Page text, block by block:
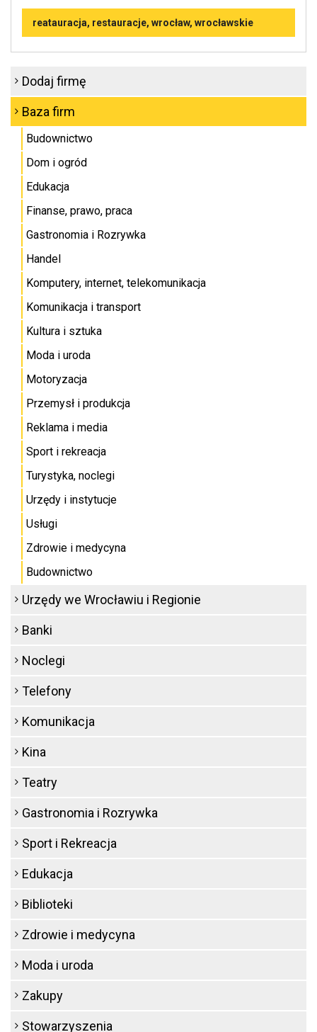
reatauracja, restauracje, wrocław, wrocławskie
Dodaj firmę
Baza firm
Budownictwo
Dom i ogród
Edukacja
Finanse, prawo, praca
Gastronomia i Rozrywka
Handel
Komputery, internet, telekomunikacja
Komunikacja i transport
Kultura i sztuka
Moda i uroda
Motoryzacja
Przemysł i produkcja
Reklama i media
Sport i rekreacja
Turystyka, noclegi
Urzędy i instytucje
Usługi
Zdrowie i medycyna
Budownictwo
Urzędy we Wrocławiu i Regionie
Banki
Noclegi
Telefony
Komunikacja
Kina
Teatry
Gastronomia i Rozrywka
Sport i Rekreacja
Edukacja
Biblioteki
Zdrowie i medycyna
Moda i uroda
Zakupy
Stowarzyszenia